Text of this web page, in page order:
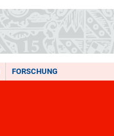
FORSCHUNG